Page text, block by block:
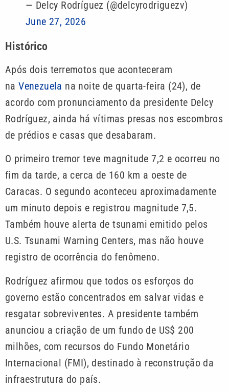
— Delcy Rodríguez (@delcyrodriguezv)
June 27, 2026
Histórico
Após dois terremotos que aconteceram
naVenezuela na noite de quarta-feira (24), de
acordo com pronunciamento da presidente Delcy
Rodríguez, ainda há vítimas presas nos escombros
de prédios e casas que desabaram.
O primeiro tremor teve magnitude 7,2 e ocorreu no
fim da tarde, a cerca de 160 km a oeste de
Caracas. O segundo aconteceu aproximadamente
um minuto depois e registrou magnitude 7,5.
Também houve alerta de tsunami emitido pelos
U.S. Tsunami Warning Centers, mas não houve
registro de ocorrência do fenômeno.
Rodríguez afirmou que todos os esforços do
governo estão concentrados em salvar vidas e
resgatar sobreviventes. A presidente também
anunciou a criação de um fundo de US$ 200
milhões, com recursos do Fundo Monetário
Internacional (FMI), destinado à reconstrução da
infraestrutura do país.